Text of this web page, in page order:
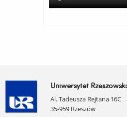
Uniwersytet Rzeszowski
Al. Tadeusza Rejtana 16C
35-959 Rzeszów